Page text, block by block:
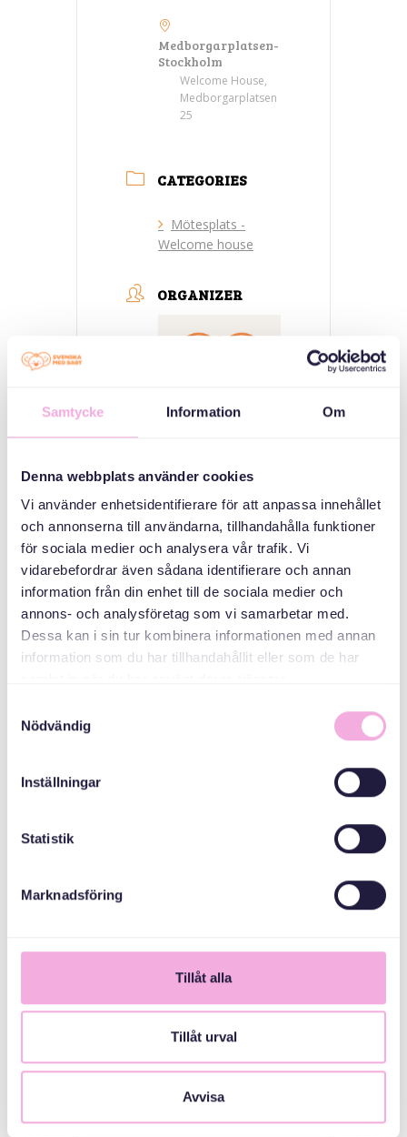
Samtycke Information Om
Denna webbplats använder cookies
Vi använder enhetsidentifierare för att anpassa innehållet
och annonserna till användarna, tillhandahålla funktioner
för sociala medier och analysera vår trafik. Vi
vidarebefordrar även sådana identifierare och annan
information från din enhet till de sociala medier och
annons- och analysföretag som vi samarbetar med.
Dessa kan i sin tur kombinera informationen med annan
information som du har tillhandahållit eller som de har
Nödvändig
Inställningar
Statistik
Marknadsföring
Tillåt alla
Tillåt urval
Avvisa
Medborgarplatsen-
Stockholm
Welcome House,
Medborgarplatsen
25
CATEGORIES
Mötesplats -
Welcome house
ORGANIZER
Svenska med baby
E-post
bokningen@svenskamedbaby.se
CO-ORGANIZERS
Stockholms Stad